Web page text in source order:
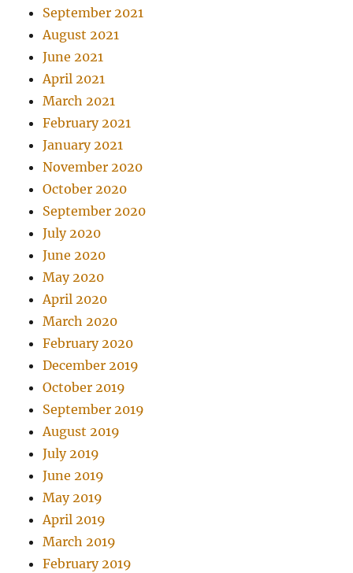
September 2021
August 2021
June 2021
April 2021
March 2021
February 2021
January 2021
November 2020
October 2020
September 2020
July 2020
June 2020
May 2020
April 2020
March 2020
February 2020
December 2019
October 2019
September 2019
August 2019
July 2019
June 2019
May 2019
April 2019
March 2019
February 2019